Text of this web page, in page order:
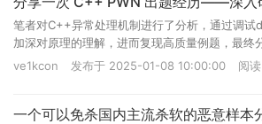
笔者对C++异常处理机制进行了分析，通过调试
加深对原理的理解，进而复现高质量例题，最终
本文由笔者首发于先知社区的技术文章板块：
ve1kcon 发布于 2025-01-08 10:00:00 阅
一个可以免杀国内主流杀软的恶意样本